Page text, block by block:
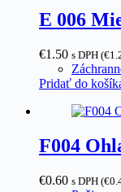
E 006
€1.50 s DPH (€
Pridať do
F004
€0.60 s DPH (€